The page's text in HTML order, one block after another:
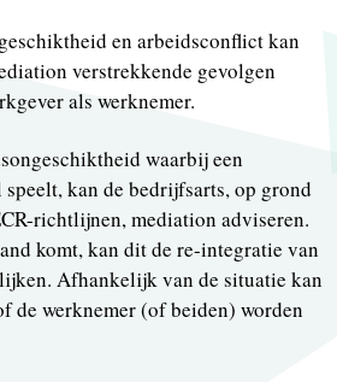
en arbeidsconflict kan
verstrekkende gevolgen
als werknemer.
waarbij een
kan de bedrijfsarts, op grond
richtlijnen, mediation adviseren.
komt, kan dit de re-integratie van
Afhankelijk van de situatie kan
de werknemer (of beiden) worden